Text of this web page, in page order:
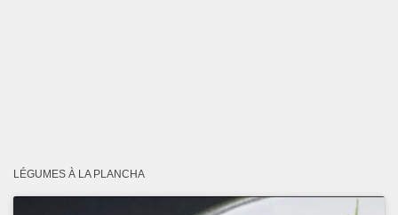
LÉGUMES À LA PLANCHA